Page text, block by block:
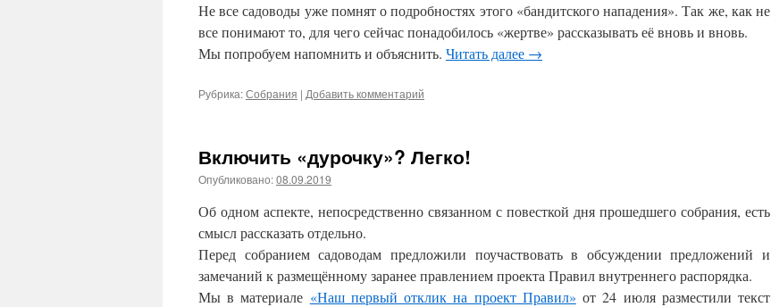
Не все садоводы уже помнят о подробностях этого «бандитского нападения». Так же, как не
все понимают то, для чего сейчас понадобилось «жертве» рассказывать её вновь и вновь.
Мы попробуем напомнить и объяснить. Читать далее →
Рубрика:Собрания | Добавить комментарий
Включить «дурочку»? Легко!
Опубликовано:08.09.2019
Об одном аспекте, непосредственно связанном с повесткой дня прошедшего собрания, есть
смысл рассказать отдельно.
Перед собранием садоводам предложили поучаствовать в обсуждении предложений и
замечаний к размещённому заранее правлением проекта Правил внутреннего распорядка.
Мы в материале «Наш первый отклик на проект Правил» от 24 июля разместили текст